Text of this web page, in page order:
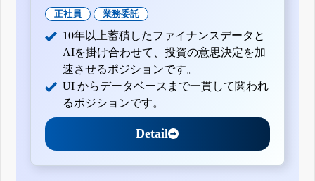
正社員 業務委託
10年以上蓄積したファイナンスデータと
AIを掛け合わせて、投資の意思決定を加
速させるポジションです。
UI からデータベースまで一貫して関われ
るポジションです。
Detail